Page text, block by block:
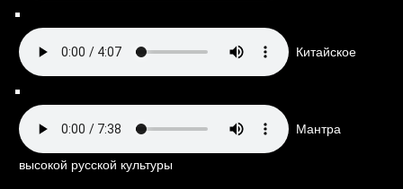
Китайское
Мантра
высокой русской культуры